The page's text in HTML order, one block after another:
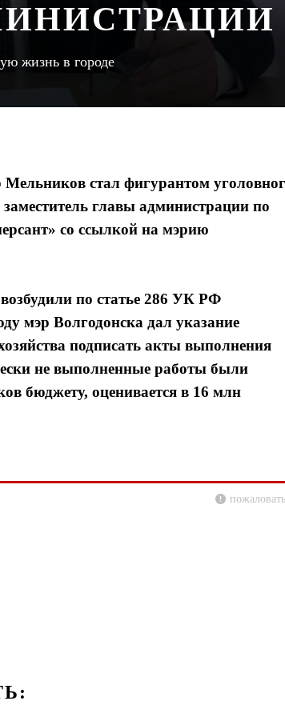
жизнь в городе
Мельников стал фигурантом
главы администрации по
со ссылкой на мэрию
по статье 286 УК РФ
мэр Волгодонска дал указание
подписать акты выполнения
не выполненные работы были
бюджету, оценивается в 16 млн